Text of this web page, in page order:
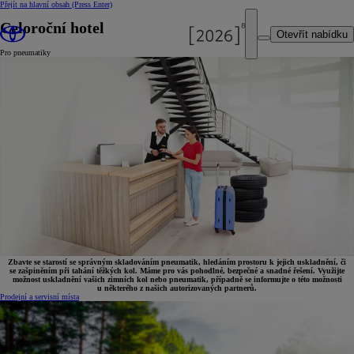
Přejít na hlavní obsah (Press Enter)
Otevřít nabídku
Celoroční hotel
Pro pneumatiky
Zbavte se starostí se správným skladováním pneumatik, hledáním prostoru k jejich uskladnění, či
se zašpiněním při tahání těžkých kol. Máme pro vás pohodlné, bezpečné a snadné řešení. Využijte
možnost uskladnění vašich zimních kol nebo pneumatik, případně se informujte o této možnosti
u některého z našich autorizovaných partnerů.
Prodejní a servisní místa